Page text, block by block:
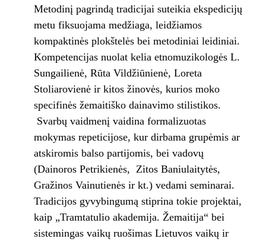
Metodinį pagrindą tradicijai suteikia ekspedicijų
metu fiksuojama medžiaga, leidžiamos
kompaktinės plokštelės bei metodiniai leidiniai.
Kompetencijas nuolat kelia etnomuzikologės L.
Sungailienė, Rūta Vildžiūnienė, Loreta
Stoliarovienė ir kitos žinovės, kurios moko
specifinės žemaitiško dainavimo stilistikos.
Svarbų vaidmenį vaidina formalizuotas
mokymas repeticijose, kur dirbama grupėmis ar
atskiromis balso partijomis, bei vadovų
(Dainoros Petrikienės, Zitos Baniulaitytės,
Gražinos Vainutienės ir kt.) vedami seminarai.
Tradicijos gyvybingumą stiprina tokie projektai,
kaip „Tramtatulio akademija. Žemaitija“ bei
sistemingas vaikų ruošimas Lietuvos vaikų ir